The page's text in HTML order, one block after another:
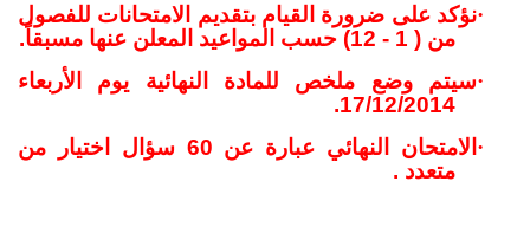
·نؤكد على ضرورة القيام بتقديم الامتحانات للفصول
من ( 1 - 12) حسب المواعيد المعلن عنها مسبقاً.
·سيتم وضع ملخص للمادة النهائية يوم الأربعاء
17/12/2014.
·
الامتحان النهائي عبارة عن 60 سؤال اختيار من
متعدد .